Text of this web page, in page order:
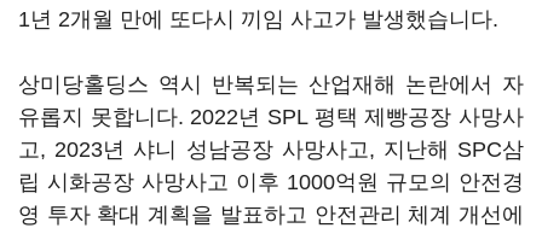
1년 2개월 만에 또다시 끼임 사고가 발생했습니다.
상미당홀딩스 역시 반복되는 산업재해 논란에서 자
유롭지 못합니다. 2022년 SPL 평택 제빵공장 사망사
고, 2023년 샤니 성남공장 사망사고, 지난해 SPC삼
립 시화공장 사망사고 이후 1000억원 규모의 안전경
영 투자 확대 계획을 발표하고 안전관리 체계 개선에